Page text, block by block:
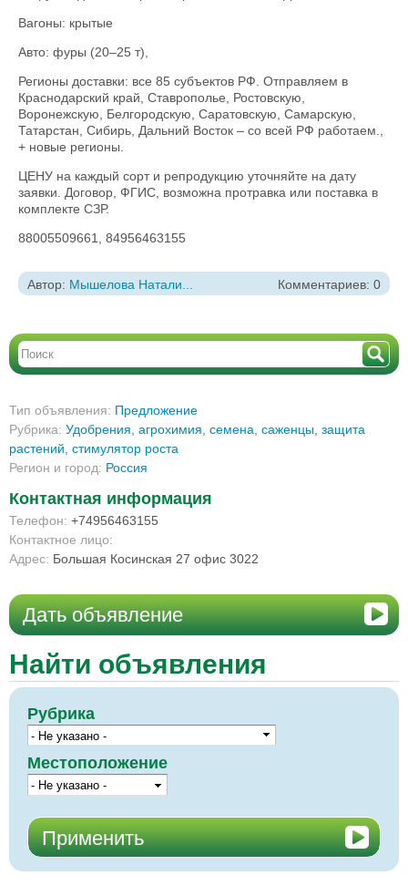
Вагоны: крытые
Авто: фуры (20–25 т),
Регионы доставки: все 85 субъектов РФ. Отправляем в
Краснодарский край, Ставрополье, Ростовскую,
Воронежскую, Белгородскую, Саратовскую, Самарскую,
Татарстан, Сибирь, Дальний Восток – со всей РФ работаем.,
+ новые регионы.
ЦЕНУ на каждый сорт и репродукцию уточняйте на дату
заявки. Договор, ФГИС, возможна протравка или поставка в
комплекте СЗР.
88005509661, 84956463155
Автор: Мышелова Натали... Комментариев: 0
Тип объявления: Предложение
Рубрика: Удобрения, агрохимия, семена, саженцы защита
растений, стимулятор роста
Регион и город: Россия
Контактная информация
Телефон: +74956463155
Контактное лицо:
Адрес: Большая Косинская 27 офис 3022
Дать объявление
Найти объявления
Рубрика
Местоположение